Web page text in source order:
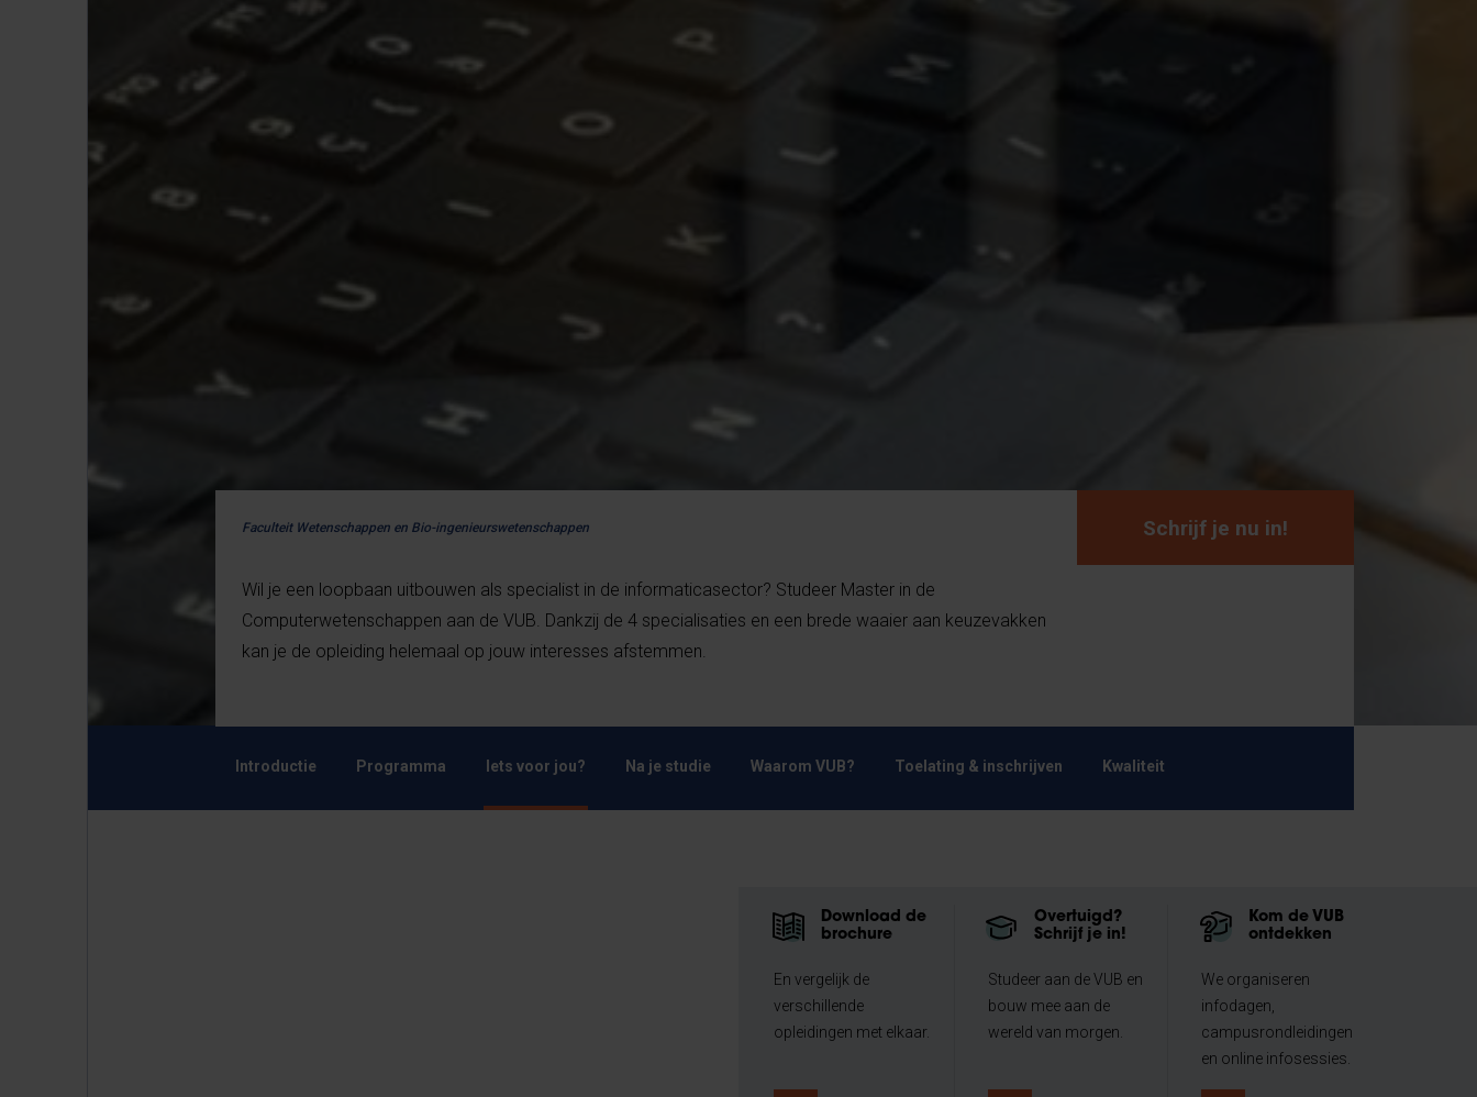
Faculteit Wetenschappen en Bio-ingenieurswetenschappen
Wil je een loopbaan uitbouwen als specialist in de informaticasector? Studeer Master in de
Computerwetenschappen aan de VUB. Dankzij de 4 specialisaties en een brede waaier aan keuzevakken
kan je de opleiding helemaal op jouw interesses afstemmen.
Schrijf je nu in!
Introductie Programma Iets voor jou? Na je studie Waarom VUB? Toelating & inschrijven Kwaliteit
Download de
brochure
En vergelijk de
verschillende
opleidingen met elkaar.
Overtuigd?
Schrijf je in!
Studeer aan de VUB en
bouw mee aan de
wereld van morgen.
Kom de VUB
ontdekken
We organiseren
infodagen,
campusrondleidingen
en online infosessies.